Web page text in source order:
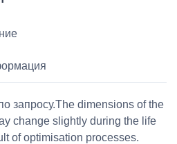
запросу.The dimensions of the
change slightly during the life
of optimisation processes.